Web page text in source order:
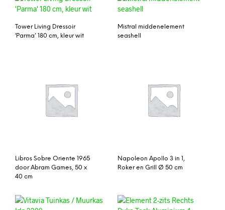
Tower Living Dressoir
‘Parma’ 180 cm, kleur wit
Mistral middenelement
seashell
Libros Sobre Oriente 1965
door Abram Games, 50 x
40 cm
Napoleon Apollo 3 in 1,
Roker en Grill Ø 50 cm